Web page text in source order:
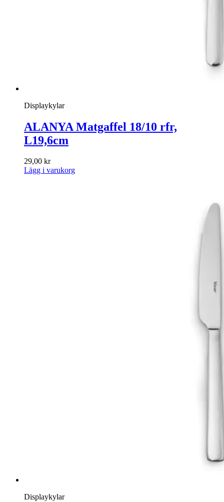
Displaykylar
ALANYA Matgaffel 18/10 rfr,
L19,6cm
29,00 kr
Lägg i varukorg
Displaykylar